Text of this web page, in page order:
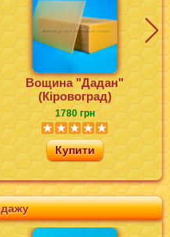
Вощина "Дадан"
(Кіровоград)
1780 грн
Купити